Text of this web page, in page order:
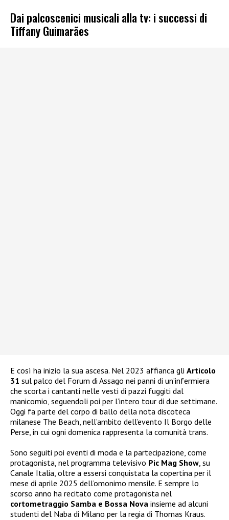
Dai palcoscenici musicali alla tv: i successi di
Tiffany Guimarães
E così ha inizio la sua ascesa. Nel 2023 affianca gli Articolo
31 sul palco del Forum di Assago nei panni di un’infermiera
che scorta i cantanti nelle vesti di pazzi fuggiti dal
manicomio, seguendoli poi per l’intero tour di due settimane.
Oggi fa parte del corpo di ballo della nota discoteca
milanese The Beach, nell’ambito dell’evento Il Borgo delle
Perse, in cui ogni domenica rappresenta la comunità trans.
Sono seguiti poi eventi di moda e la partecipazione, come
protagonista, nel programma televisivo Pic Mag Show, su
Canale Italia, oltre a essersi conquistata la copertina per il
mese di aprile 2025 dell’omonimo mensile. E sempre lo
scorso anno ha recitato come protagonista nel
cortometraggio Samba e Bossa Nova insieme ad alcuni
studenti del Naba di Milano per la regia di Thomas Kraus.